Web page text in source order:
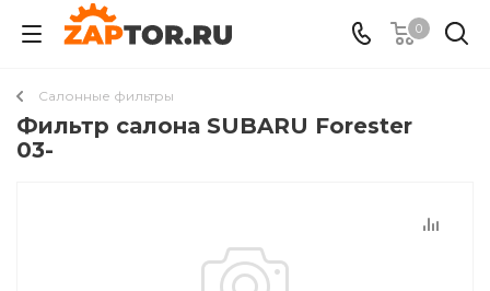
0
Салонные фильтры
Фильтр салона SUBARU Forester
03-